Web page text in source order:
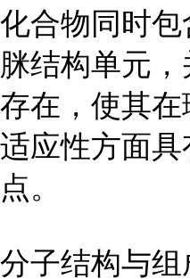
化合物同时包
脒结构单元
存在，使其
适应性方面
点。
分子结构与组